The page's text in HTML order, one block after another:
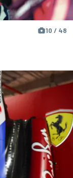
10 / 48